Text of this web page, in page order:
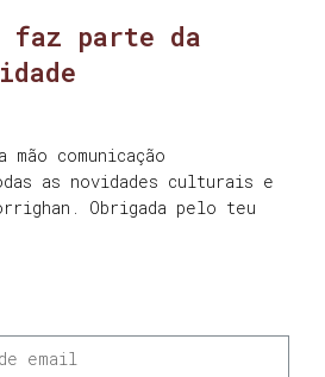
faz parte da
mão comunicação
as novidades culturais e
Obrigada pelo teu